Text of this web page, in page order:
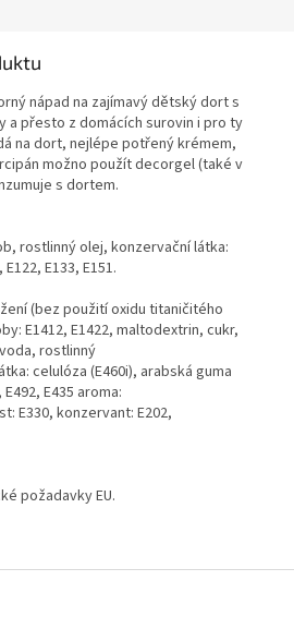
nápad na zajímavý dětský dort s
a přesto z domácích surovin i pro ty
na dort, nejlépe potřený krémem,
možno použít decorgel (také v
s dortem.
rostlinný olej, konzervační látka:
E133, E151.
(bez použití oxidu titaničitého
E1412, E1422, maltodextrin, cukr,
rostlinný
celulóza (E460i), arabská guma
E435 aroma:
E330, konzervant: E202,
požadavky EU.